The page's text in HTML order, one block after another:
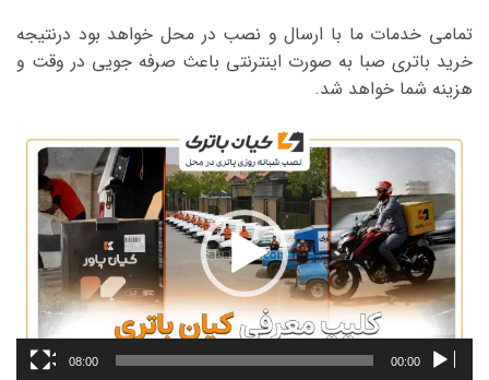
تمامی خدمات ما با ارسال و نصب در محل خواهد بود درنتیجه
خرید باتری صبا به صورت اینترنتی باعث صرفه جویی در وقت و
هزینه شما خواهد شد.
نمایشگر
ویدیو
00:00
08:00